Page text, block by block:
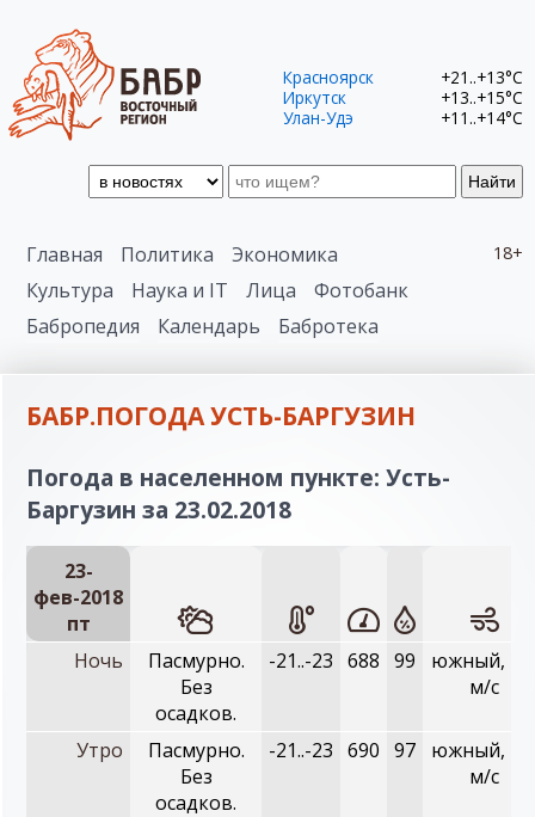
Найти
Красноярск
+21..+13°C
Иркутск
+13..+15°C
Улан-Удэ
+11..+14°C
18+
Главная Политика
Экономика
Культура
Наука и IT Лица
Фотобанк
Бабропедия
Календарь Бабротека
БАБР.ПОГОДА УСТЬ-БАРГУЗИН
Погода в населенном пункте: Усть-
Баргузин за 23.02.2018
23-
фев-2018
пт
Ночь
Пасмурно.
Без
осадков.
-21..-23 688 99
южный, 1-
м/с
Утро
Пасмурно.
Без
осадков.
-21..-23 690 97
южный, 1-
м/с